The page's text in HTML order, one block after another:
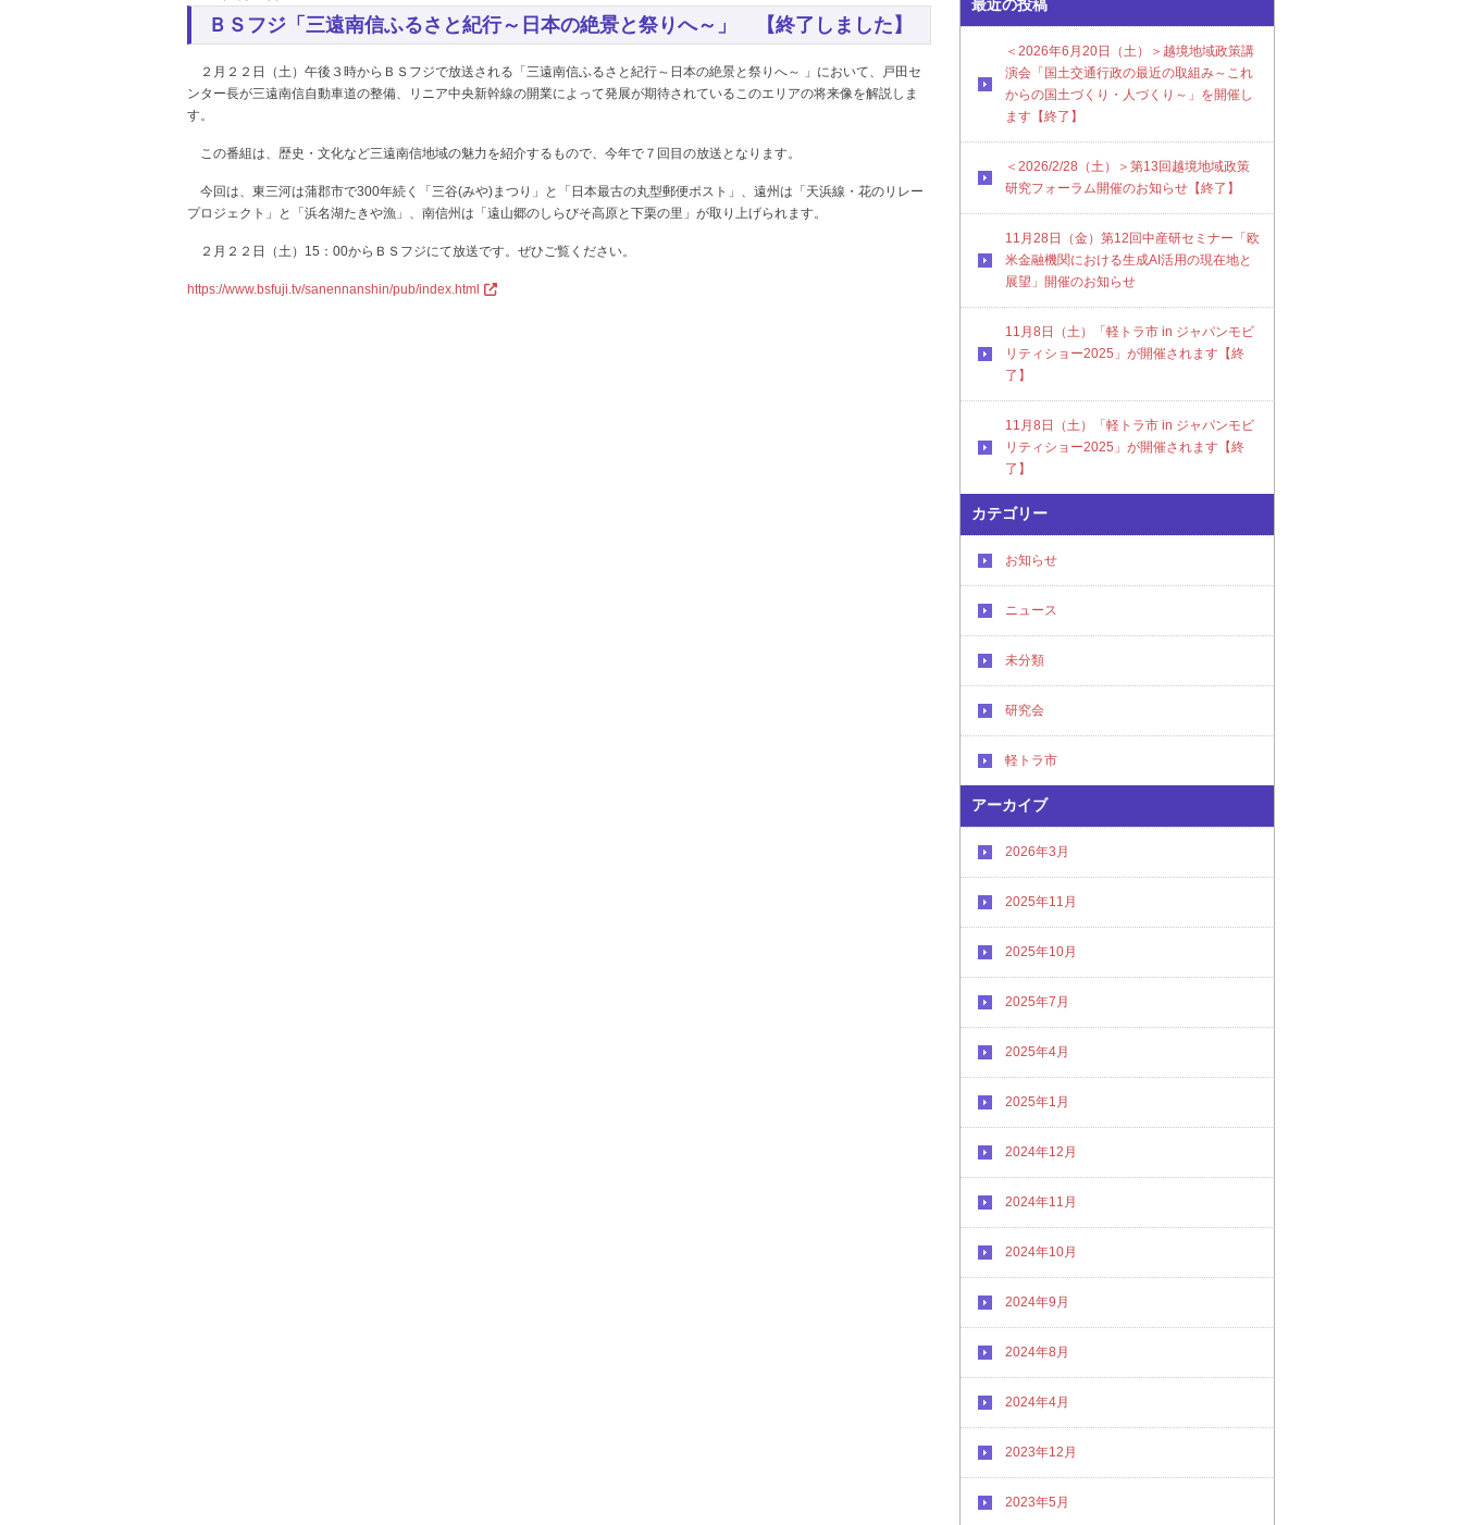
ＢＳフジ「三遠南信ふるさと紀行～日本の絶景と祭りへ～」 【終了しました】
２月２２日（土）午後３時からＢＳフジで放送される「三遠南信ふるさと紀行～日本の絶景と祭りへ～ 」において、戸田セ
ンター長が三遠南信自動車道の整備、リニア中央新幹線の開業によって発展が期待されているこのエリアの将来像を解説しま
す。
この番組は、歴史・文化など三遠南信地域の魅力を紹介するもので、今年で７回目の放送となります。
今回は、東三河は蒲郡市で300年続く「三谷(みや)まつり」と「日本最古の丸型郵便ポスト」、遠州は「天浜線・花のリレー
プロジェクト」と「浜名湖たきや漁」、南信州は「遠山郷のしらびそ高原と下栗の里」が取り上げられます。
２月２２日（土）15：00からＢＳフジにて放送です。ぜひご覧ください。
https://www.bsfuji.tv/sanennanshin/pub/index.html
最近の投稿
＜2026年6月20日（土）＞越境地域政策講
演会「国土交通行政の最近の取組み～これ
からの国土づくり・人づくり～」を開催し
ます【終了】
＜2026/2/28（土）＞第13回越境地域政策
研究フォーラム開催のお知らせ【終了】
11月28日（金）第12回中産研セミナー「欧
米金融機関における生成AI活用の現在地と
展望」開催のお知らせ
11月8日（土）「軽トラ市 in ジャパンモビ
リティショー2025」が開催されます【終
了】
11月8日（土）「軽トラ市 in ジャパンモビ
リティショー2025」が開催されます【終
了】
カテゴリー
お知らせ
ニュース
未分類
研究会
軽トラ市
アーカイブ
2026年3月
2025年11月
2025年10月
2025年7月
2025年4月
2025年1月
2024年12月
2024年11月
2024年10月
2024年9月
2024年8月
2024年4月
2023年12月
2023年5月